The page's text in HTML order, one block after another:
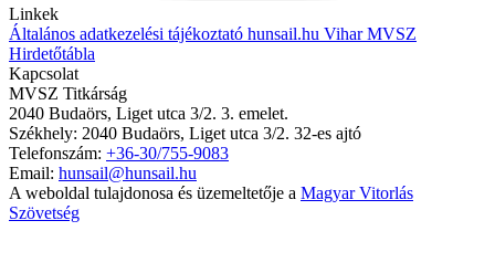
Linkek
Általános adatkezelési tájékoztató hunsail.hu ViharMVSZ
Hirdetőtábla
Kapcsolat
MVSZ Titkárság
2040 Budaörs, Liget utca 3/2. 3. emelet.
Székhely: 2040 Budaörs, Liget utca 3/2. 32-es ajtó
Telefonszám: +36-30/755-9083
Email: hunsail@hunsail.hu
A weboldal tulajdonosa és üzemeltetője a Magyar Vitorlás
Szövetség